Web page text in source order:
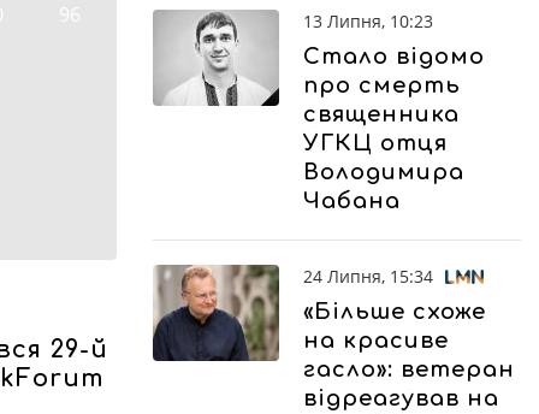
96
29-й
13 Липня, 10:23
Стало відомо
про смерть
священника
УГКЦ отця
Володимира
Чабана
24 Липня, 15:34
«Більше схоже
на красиве
гасло»: ветеран
відреагував на